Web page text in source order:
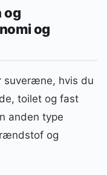
og
og
suveræne, hvis du
toilet og fast
anden type
og